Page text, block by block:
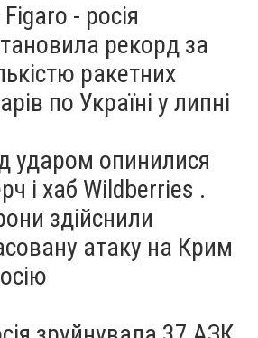
Figaro - росія
рекорд за
ракетних
по Україні у липні
ударом опинилися
і хаб Wildberries .
здійснили
атаку на Крим